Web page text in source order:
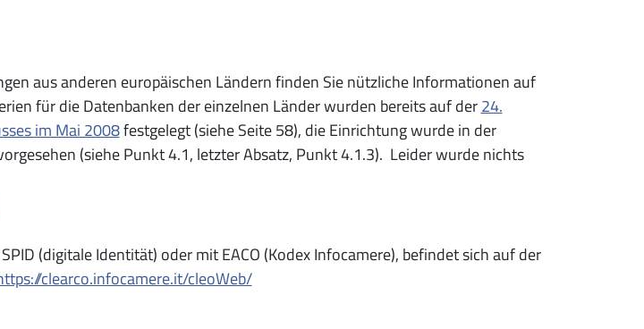
aus anderen europäischen Ländern finden Sie nützliche Informationen auf
für die Datenbanken der einzelnen Länder wurden bereits auf der24.
im Mai 2008festgelegt (siehe Seite 58), die Einrichtung wurde in der
(siehe Punkt 4.1, letzter Absatz, Punkt 4.1.3). Leider wurde nichts
(digitale Identität) oder mit EACO (Kodex Infocamere), befindet sich auf der
clearco.infocamere.it/cleoWeb/